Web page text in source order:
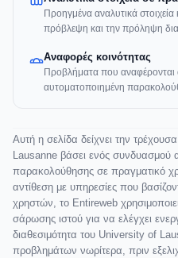
Προηγμένα αναλυτικά
πρόβλεψη και την πρόληψη
Αναφορές κοινότητας
Προβλήματα που
αυτοματοποιημένη
Αυτή η σελίδα δείχνει την
Lausanne βάσει ενός συνδυασμού
παρακολούθησης σε πραγματικό
αντίθεση με υπηρεσίες που
χρηστών, το Entireweb
σάρωσης ιστού για να ελέγχει
διαθεσιμότητα του University of
προβλημάτων νωρίτερα, πριν